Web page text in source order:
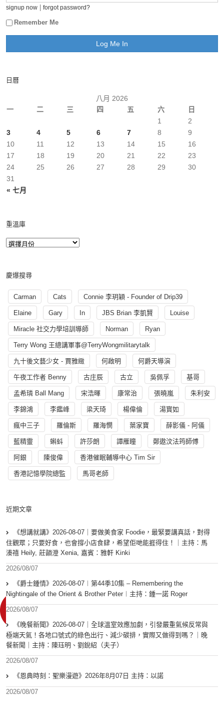
signup now forgot password?
Remember Me
日曆
八月 2026
一
二 三 四 五 六 日
« 七月
1
2
3
4 5 6 7 8
9
10
11 12 13 14 15
16
17
18 19 20 21 22
23
24
25 26 27 28 29
30
31
重溫庫
慶爆搜尋
Carman Cats Connie 李玥穎 - Founder of Drip39
Elaine Gary In JBS Brian 李凱賢 Louise
Miracle 社交力學培訓導師 Norman Ryan
Terry Wong 王總講軍事@TerryWongmilitarytalk
九十後文藝少女 - 賈雅緻 何啟明 何爵天導演
午夜工作者 Benny 古庄辰 古立 吳佩孚 基哥
孟希璘 Ball Mang 宋浩暉 康常治 張曉嵐 朱利安
李錦鴻 李鑑峰 梁天琦 楊偉倫 湯寳如
瘋中三子 羅倫斯 羅海憫 葉家寶 薛影儀 - 阿儀
藍精靈 蝌蚪 許莎朗 譚雁瞳 鄭遨汶法筠師傅
阿銀 陳俊偉 香港催眠輔導中心 Tim Sir
香港記憶學院總監 馬哥老師
近期文章
《想講就講》2026-08-07｜要做美食家 Foodie，最緊要講真話，對得
住觀眾；只要好食，也會撐小店食肆，希望佢哋能捱得住！｜主持：馬
溱禧 Heily, 莊韻澄 Xenia, 嘉賓：雅軒 Kinki
2026/08/07
《爵士鍾情》2026-08-07︱第44季10集 – Remembering the
Nightingale of the Orient & Brother Peter︱主持：鍾一諾 Roger
2026/08/07
《晚餐新聞》2026-08-07｜全球溫室效應加劇，引發嚴重氣候反常與
極端天氣！各地口號式的綠色出行、減少碳排，實際又做得到嗎？｜晚
餐新聞｜主持：陳珏明、劉銳紹（夫子）
2026/08/07
《恩典時刻：聖樂漫遊》2026年8月07日 主持：以諾
2026/08/07